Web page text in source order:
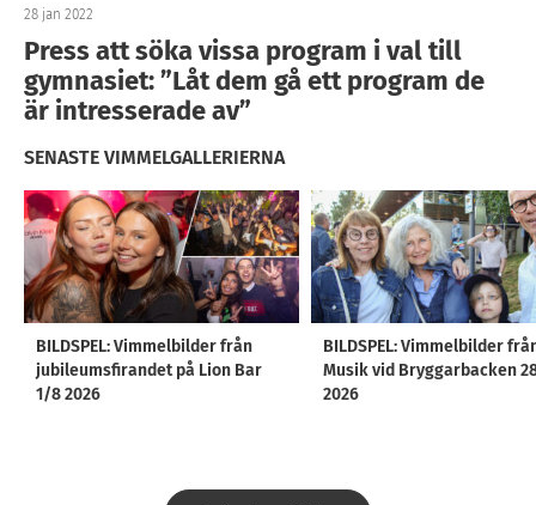
28 jan 2022
Press att söka vissa program i val till
gymnasiet: ”Låt dem gå ett program de
är intresserade av”
SENASTE VIMMELGALLERIERNA
BILDSPEL: Vimmelbilder från
jubileumsfirandet på Lion Bar
1/8 2026
BILDSPEL: Vimmelbilder
Musik vid Bryggarbacken
2026